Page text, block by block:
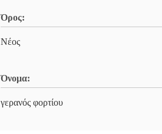
Όρος:
Νέος
Όνομα:
γερανός φορτίου